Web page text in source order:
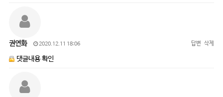
권연화 2020.12.11 18:06 답변 삭제
댓글내용 확인